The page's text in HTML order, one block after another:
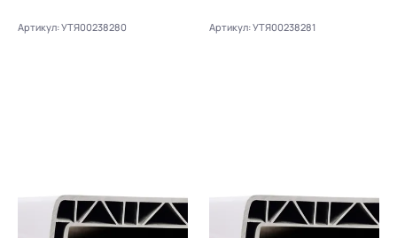
Артикул: УТЯ00238280 Артикул: УТЯ00238281